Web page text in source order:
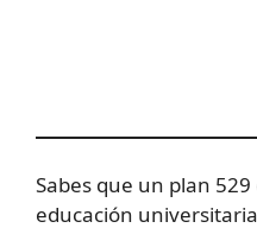
Sabes que un plan
educación